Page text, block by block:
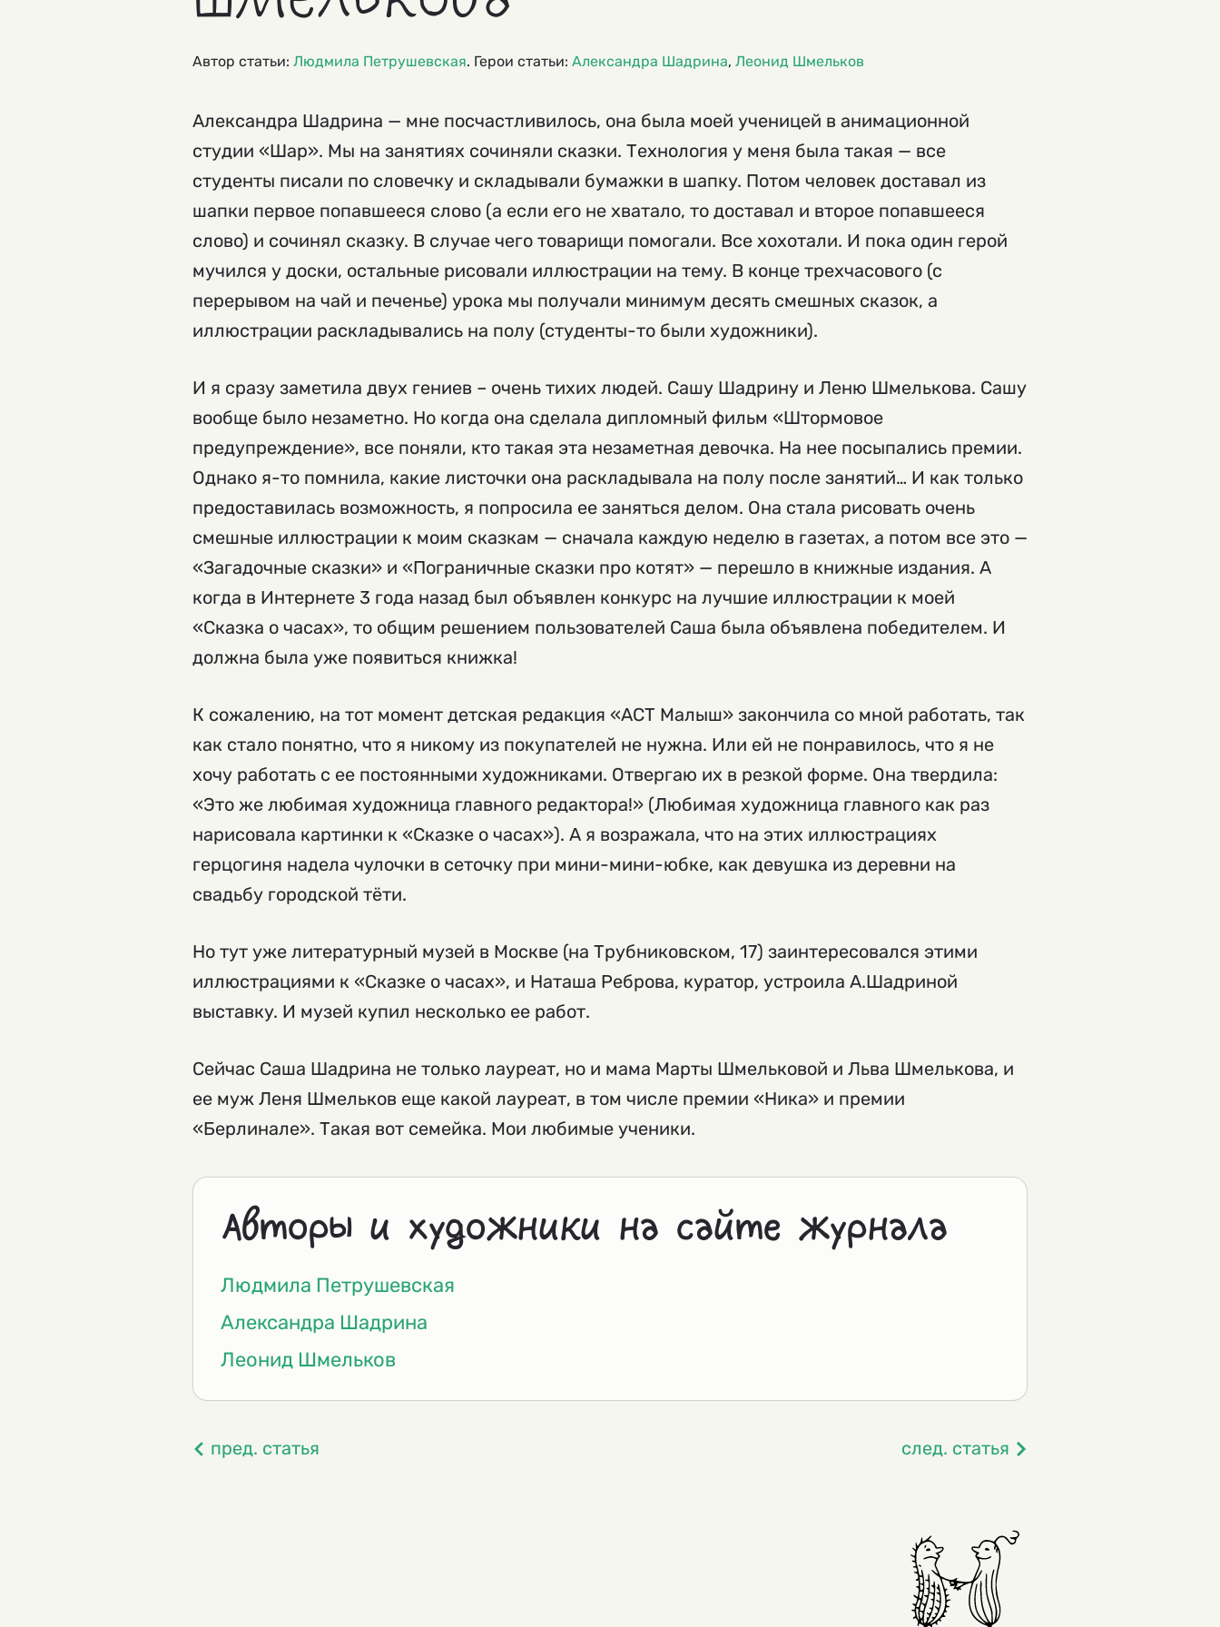
Автор статьи: Людмила Петрушевская. Герои статьи: Александра Шадрина, Леонид Шмельков
Александра Шадрина — мне посчастливилось, она была моей ученицей в анимационной
студии «Шар». Мы на занятиях сочиняли сказки. Технология у меня была такая — все
студенты писали по словечку и складывали бумажки в шапку. Потом человек доставал из
шапки первое попавшееся слово (а если его не хватало, то доставал и второе попавшееся
слово) и сочинял сказку. В случае чего товарищи помогали. Все хохотали. И пока один герой
мучился у доски, остальные рисовали иллюстрации на тему. В конце трехчасового (с
перерывом на чай и печенье) урока мы получали минимум десять смешных сказок, а
иллюстрации раскладывались на полу (студенты-то были художники).
И я сразу заметила двух гениев – очень тихих людей. Сашу Шадрину и Леню Шмелькова. Сашу
вообще было незаметно. Но когда она сделала дипломный фильм «Штормовое
предупреждение», все поняли, кто такая эта незаметная девочка. На нее посыпались премии.
Однако я-то помнила, какие листочки она раскладывала на полу после занятий… И как только
предоставилась возможность, я попросила ее заняться делом. Она стала рисовать очень
смешные иллюстрации к моим сказкам — сначала каждую неделю в газетах, а потом все это —
«Загадочные сказки» и «Пограничные сказки про котят» — перешло в книжные издания. А
когда в Интернете 3 года назад был объявлен конкурс на лучшие иллюстрации к моей
«Сказка о часах», то общим решением пользователей Саша была объявлена победителем. И
должна была уже появиться книжка!
К сожалению, на тот момент детская редакция «АСТ Малыш» закончила со мной работать, так
как стало понятно, что я никому из покупателей не нужна. Или ей не понравилось, что я не
хочу работать с ее постоянными художниками. Отвергаю их в резкой форме. Она твердила:
«Это же любимая художница главного редактора!» (Любимая художница главного как раз
нарисовала картинки к «Сказке о часах»). А я возражала, что на этих иллюстрациях
герцогиня надела чулочки в сеточку при мини-мини-юбке, как девушка из деревни на
свадьбу городской тёти.
Но тут уже литературный музей в Москве (на Трубниковском, 17) заинтересовался этими
иллюстрациями к «Сказке о часах», и Наташа Реброва, куратор, устроила А.Шадриной
выставку. И музей купил несколько ее работ.
Сейчас Саша Шадрина не только лауреат, но и мама Марты Шмельковой и Льва Шмелькова, и
ее муж Леня Шмельков еще какой лауреат, в том числе премии «Ника» и премии
«Берлинале». Такая вот семейка. Мои любимые ученики.
Авторы и художники на сайте журнала
Людмила Петрушевская
Александра Шадрина
Леонид Шмельков
пред. статья след. статья